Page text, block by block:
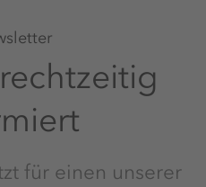
für einen unserer